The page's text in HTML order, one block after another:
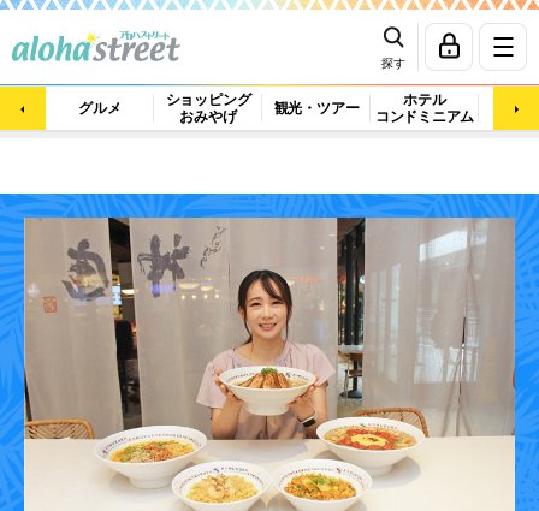
探す
グルメ
ショッピング
おみやげ
観光・ツアー
ホテル
コンドミニアム
マッ